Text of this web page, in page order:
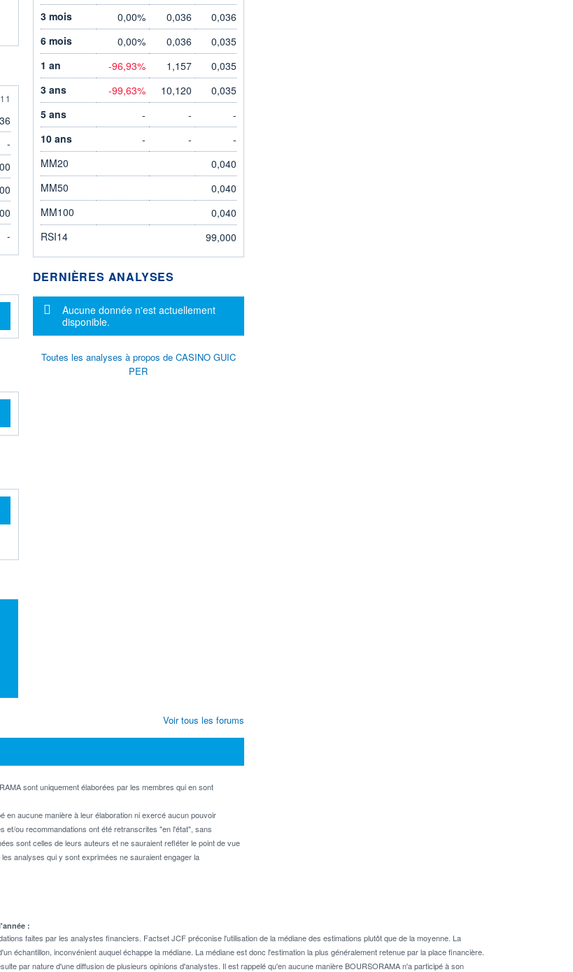
-
-
3 mois
0,00% 0,036
0,036
6 mois
0,00% 0,036
0,035
1 an
-96,93% 1,157
0,035
3 ans
-99,63% 10,120
0,035
5 ans
- -
-
10 ans
- -
-
MM20
0,040
MM50
0,040
MM100
0,040
RSI14
99,000
DERNIÈRES ANALYSES
Message d'information
Aucune donnée n'est actuellement
disponible.
Toutes les analyses à propos de CASINO GUIC
PER
sont uniquement élaborées par les membres qui en sont
en aucune manière à leur élaboration ni exercé aucun pouvoir
et/ou recommandations ont été retranscrites "en l'état", sans
sont celles de leurs auteurs et ne sauraient refléter le point de vue
analyses qui y sont exprimées ne sauraient engager la
Voir tous les forums
:
faites par les analystes financiers. Factset JCF préconise l'utilisation de la médiane des estimations plutôt que de la moyenne. La
échantillon, inconvénient auquel échappe la médiane. La médiane est donc l'estimation la plus généralement retenue par la place financière.
par nature d'une diffusion de plusieurs opinions d'analystes. Il est rappelé qu'en aucune manière BOURSORAMA n'a participé à son